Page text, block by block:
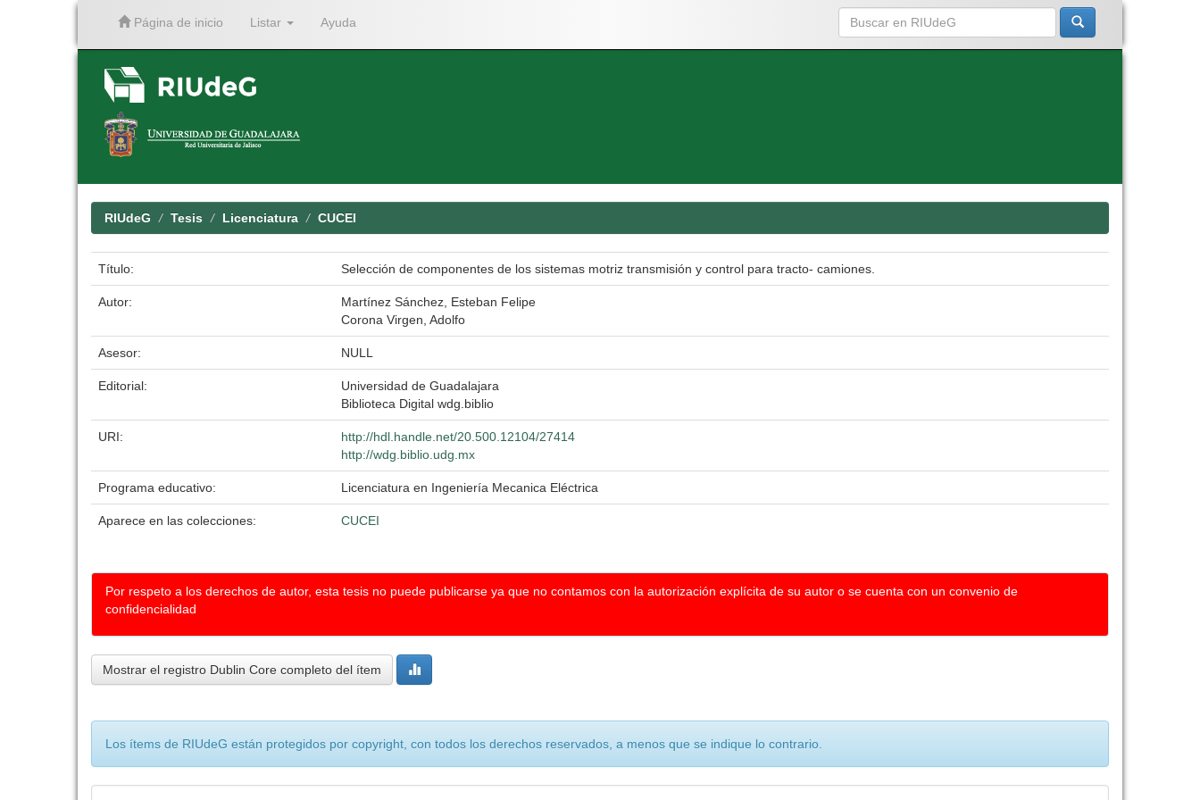
Página de inicio Listar Ayuda
RIUdeG Tesis Licenciatura CUCEI
Título: Selección de componentes de los sistemas motriz transmisión y control para tracto- camiones.
Autor:
Martínez Sánchez, Esteban Felipe
Corona Virgen, Adolfo
Asesor: NULL
Editorial:
Universidad de Guadalajara
Biblioteca Digital wdg.biblio
URI:
http://hdl.handle.net/20.500.12104/27414
http://wdg.biblio.udg.mx
Programa educativo: Licenciatura en Ingeniería Mecanica Eléctrica
Aparece en las colecciones: CUCEI
Por respeto a los derechos de autor, esta tesis no puede publicarse ya que no contamos con la autorización explícita de su autor o se cuenta con un convenio de
confidencialidad
Mostrar el registro Dublin Core completo del ítem
Los ítems de RIUdeG están protegidos por copyright, con todos los derechos reservados, a menos que se indique lo contrario.